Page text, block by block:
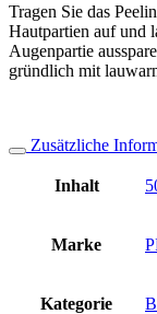
Tragen Sie das
Hautpartien auf und
Augenpartie
gründlich mit
Zusätzliche
Inhalt
Marke
Kategorie